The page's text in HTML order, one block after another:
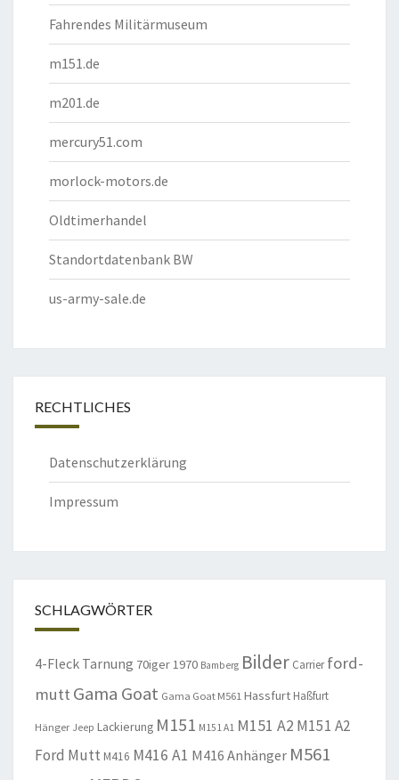
Fahrendes Militärmuseum
m151.de
m201.de
mercury51.com
morlock-motors.de
Oldtimerhandel
Standortdatenbank BW
us-army-sale.de
RECHTLICHES
Datenschutzerklärung
Impressum
SCHLAGWÖRTER
4-Fleck Tarnung 70iger1970 Bamberg Bilder Carrier ford-
mutt Gama Goat Gama Goat M561 Hassfurt Haßfurt
Hänger Jeep Lackierung M151 M151 A1 M151 A2 M151 A2
Ford Mutt M416 M416 A1 M416 Anhänger M561